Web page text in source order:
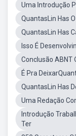
Uma Introdução
QuantasLin Has
QuantasLin Has
Isso É
Conclusão ABNT
É Pra
QuantasLin Has
Uma Redação
Introdução
Ter